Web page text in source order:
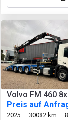
Preis auf
2025 30082 km